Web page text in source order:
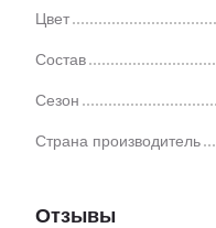
Цвет
Состав
Сезон
Страна производитель
Отзывы